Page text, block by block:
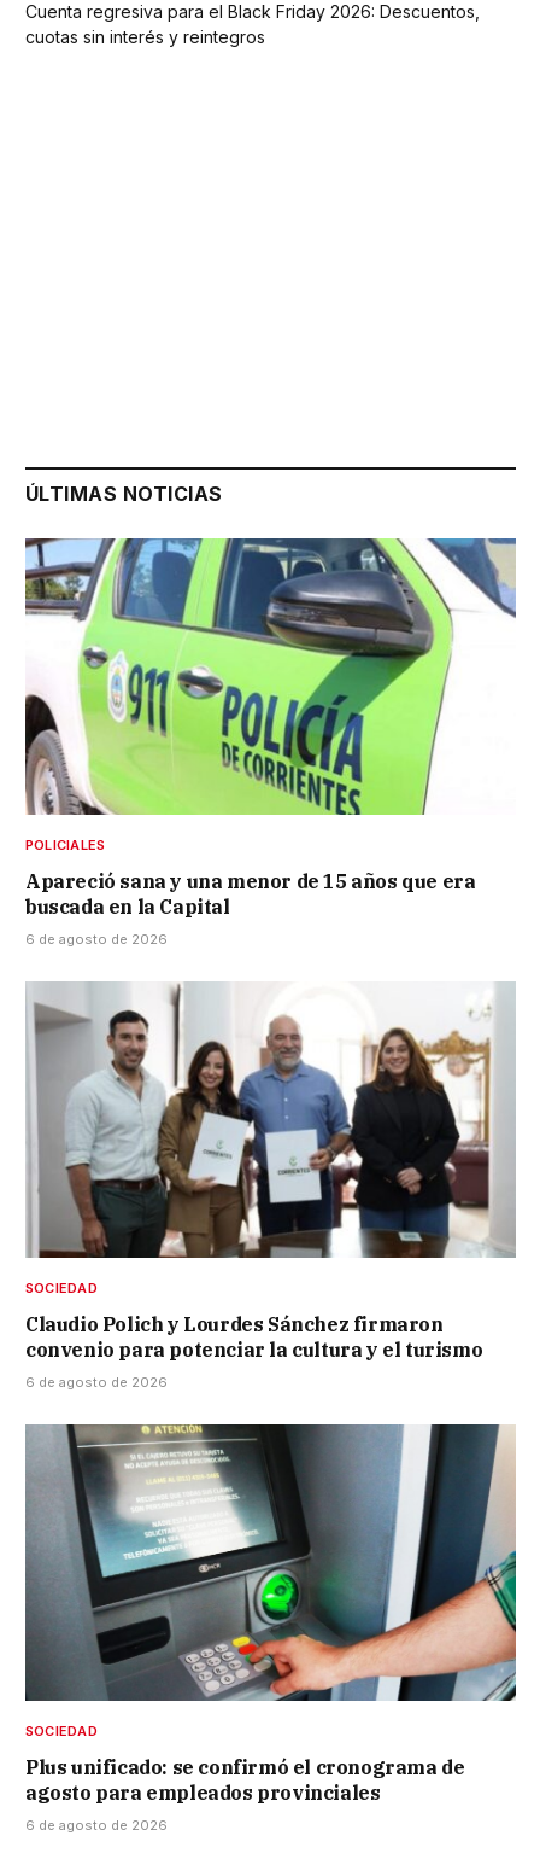
Cuenta regresiva para el Black Friday 2026: Descuentos,
cuotas sin interés y reintegros
ÚLTIMAS NOTICIAS
POLICIALES
Apareció sana y una menor de 15 años que era
buscada en la Capital
6 de agosto de 2026
SOCIEDAD
Claudio Polich y Lourdes Sánchez firmaron
convenio para potenciar la cultura y el turismo
6 de agosto de 2026
SOCIEDAD
Plus unificado: se confirmó el cronograma de
agosto para empleados provinciales
6 de agosto de 2026